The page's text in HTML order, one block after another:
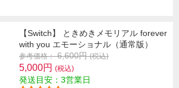
【Switch】 ときめきメモリアル forever
with you エモーショナル（通常版）
参考価格： 6,600円(税込)
5,000円 (税込)
発送目安：3営業日